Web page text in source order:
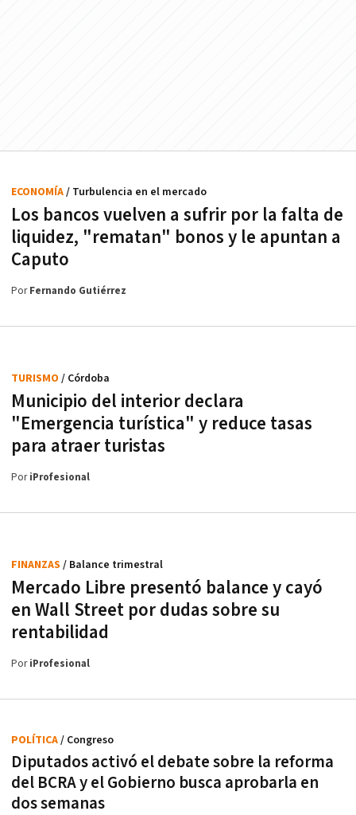
Los bancos vuelven a sufrir por la falta de
liquidez, "rematan" bonos y le apuntan a
Caputo
ECONOMÍA/ Turbulencia en el mercado
PorFernando Gutiérrez
Municipio del interior declara
"Emergencia turística" y reduce tasas
para atraer turistas
TURISMO / Córdoba
PoriProfesional
Mercado Libre presentó balance y cayó
en Wall Street por dudas sobre su
rentabilidad
FINANZAS / Balance trimestral
PoriProfesional
Diputados activó el debate sobre la reforma
del BCRA y el Gobierno busca aprobarla en
dos semanas
POLÍTICA/ Congreso